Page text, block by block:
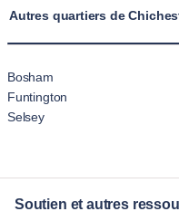
plus familiale que l'aspect
Autres quartiers de
Bosham
Funtington
Selsey
Soutien et autres